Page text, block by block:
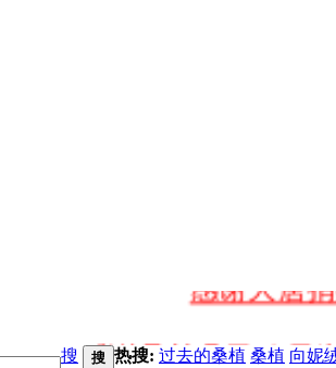
感谢桑植县民政局
搜
搜 热搜: 过去的桑植 桑植 向妮